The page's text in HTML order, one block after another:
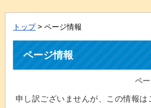
トップ> ページ情報
ページ情報
ペ
申し訳ございませんが、この情報は